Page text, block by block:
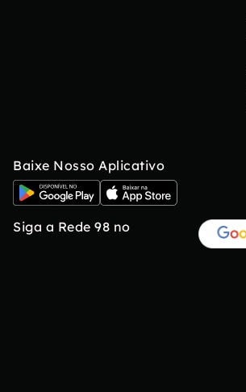
Baixe Nosso Aplicativo
Siga a Rede 98 no